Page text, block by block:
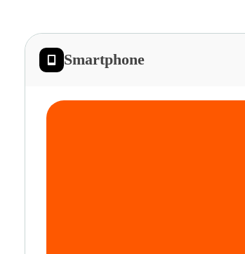
Smartphone